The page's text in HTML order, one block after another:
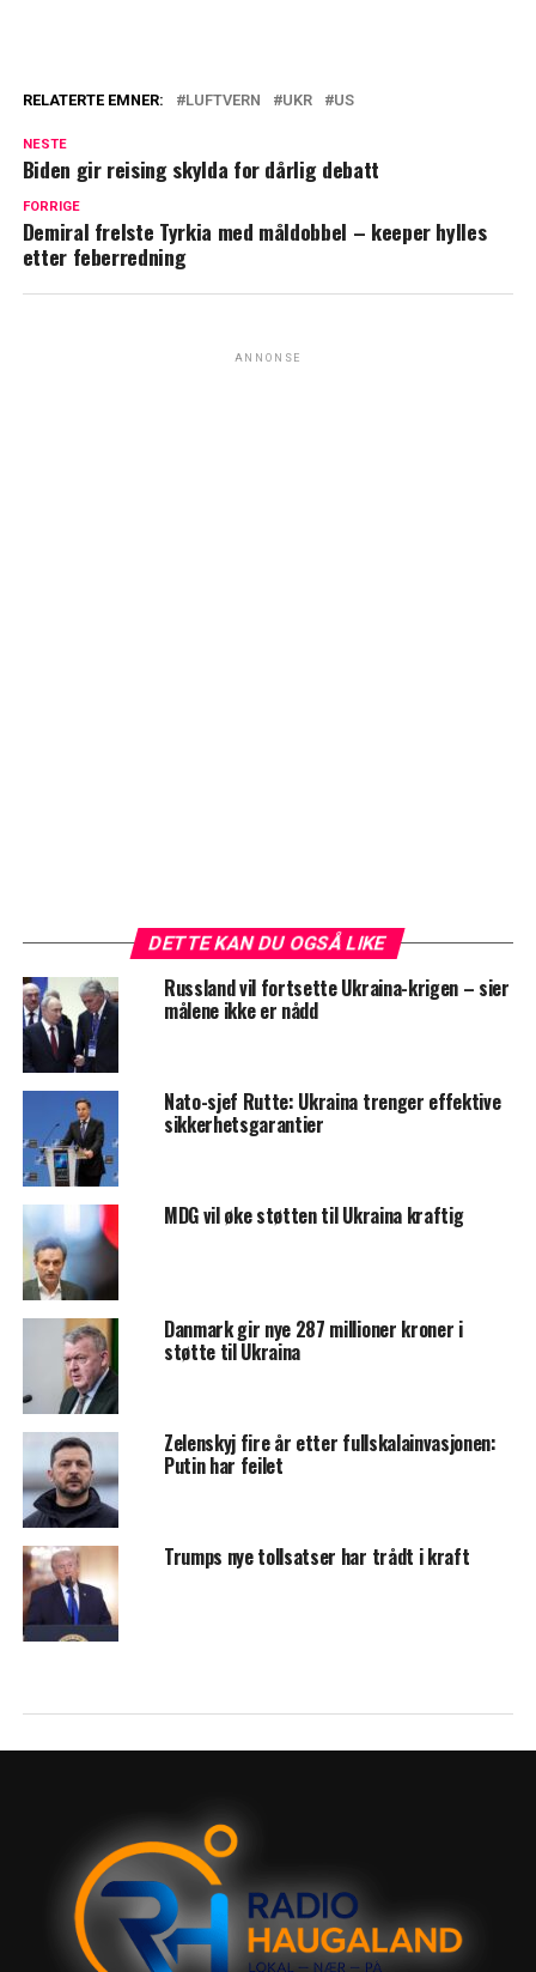
RELATERTE EMNER: LUFTVERN UKR US
NESTE
Biden gir reising skylda for dårlig debatt
FORRIGE
Demiral frelste Tyrkia med måldobbel – keeper hylles
etter feberredning
ANNONSE
DETTE KAN DU OGSÅ LIKE
Russland vil fortsette Ukraina-krigen – sier
målene ikke er nådd
Nato-sjef Rutte: Ukraina trenger effektive
sikkerhetsgarantier
MDG vil øke støtten til Ukraina kraftig
Danmark gir nye 287 millioner kroner i
støtte til Ukraina
Zelenskyj fire år etter fullskalainvasjonen:
Putin har feilet
Trumps nye tollsatser har trådt i kraft